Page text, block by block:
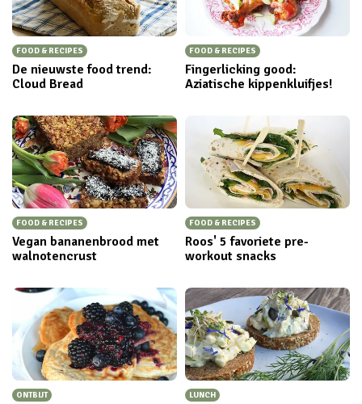
FOOD & RECIPES
De nieuwste food trend:
Cloud Bread
FOOD & RECIPES
Fingerlicking good:
Aziatische kippenkluifjes!
FOOD & RECIPES
Vegan bananenbrood met
walnotencrust
FOOD & RECIPES
Roos' 5 favoriete pre-
workout snacks
ONTBIJT LUNCH